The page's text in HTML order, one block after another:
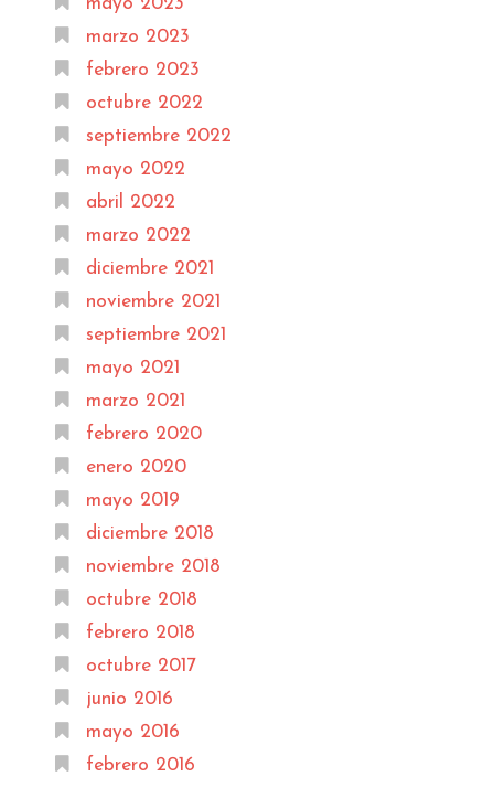
marzo 2023
febrero 2023
octubre 2022
septiembre 2022
mayo 2022
abril 2022
marzo 2022
diciembre 2021
noviembre 2021
septiembre 2021
mayo 2021
marzo 2021
febrero 2020
enero 2020
mayo 2019
diciembre 2018
noviembre 2018
octubre 2018
febrero 2018
octubre 2017
junio 2016
mayo 2016
febrero 2016